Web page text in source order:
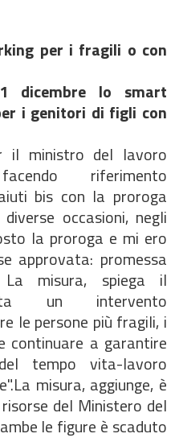
per i fragili o con
dicembre lo smart
i genitori di figli con
il ministro del lavoro
riferimento
bis con la proroga
occasioni, negli
la proroga e mi ero
approvata: promessa
La misura, spiega il
un intervento
le persone più fragili, i
continuare a garantire
tempo vita-lavoro
misura, aggiunge, è
del Ministero del
le figure è scaduto